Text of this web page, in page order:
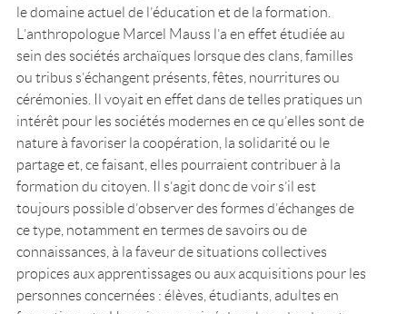
le domaine actuel de l’éducation et de la formation.
L’anthropologue Marcel Mauss l’a en effet étudiée au
sein des sociétés archaïques lorsque des clans, familles
ou tribus s’échangent présents, fêtes, nourritures ou
cérémonies. Il voyait en effet dans de telles pratiques un
intérêt pour les sociétés modernes en ce qu’elles sont de
nature à favoriser la coopération, la solidarité ou le
partage et, ce faisant, elles pourraient contribuer à la
formation du citoyen. Il s’agit donc de voir s’il est
toujours possible d’observer des formes d’échanges de
ce type, notamment en termes de savoirs ou de
connaissances, à la faveur de situations collectives
propices aux apprentissages ou aux acquisitions pour les
personnes concernées : élèves, étudiants, adultes en